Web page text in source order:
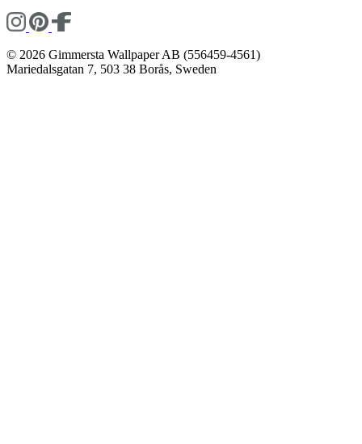
© 2026 Gimmersta Wallpaper AB (556459-4561)
Mariedalsgatan 7, 503 38 Borås, Sweden